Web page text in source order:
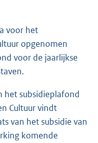
voor het
opgenomen
voor de jaarlijkse
het subsidieplafond
Cultuur vindt
van het subsidie van
komende